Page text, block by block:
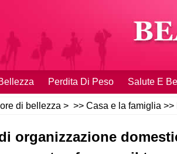
Perdita Di Peso Salute E
di bellezza > >> Casa e la famiglia >>
organizzazione